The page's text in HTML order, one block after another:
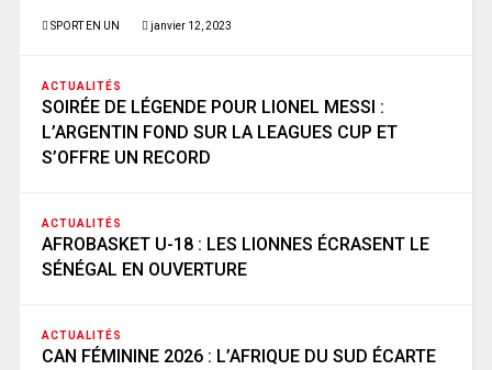
SPORT EN UN janvier 12, 2023
ACTUALITÉS
SOIRÉE DE LÉGENDE POUR LIONEL MESSI :
L’ARGENTIN FOND SUR LA LEAGUES CUP ET
S’OFFRE UN RECORD
ACTUALITÉS
AFROBASKET U-18 : LES LIONNES ÉCRASENT LE
SÉNÉGAL EN OUVERTURE
ACTUALITÉS
CAN FÉMININE 2026 : L’AFRIQUE DU SUD ÉCARTE